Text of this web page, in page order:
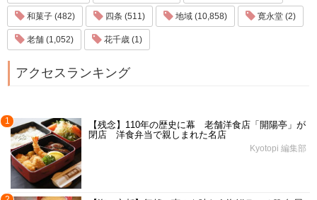
和菓子 (482) 四条 (511) 地域 (10,858) 寛永堂 (2)
老舗 (1,052) 花千歳 (1)
アクセスランキング
1
【残念】110年の歴史に幕 老舗洋食店「開陽亭」が
閉店 洋食弁当で親しまれた名店
Kyotopi 編集部